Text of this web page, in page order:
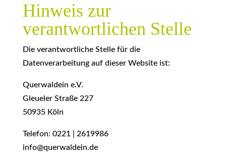
Hinweis zur
verantwortlichen Stelle
Die verantwortliche Stelle für die
Datenverarbeitung auf dieser Website ist:
Querwaldein e.V.
Gleueler Straße 227
50935 Köln
Telefon: 0221 | 2619986
info@querwaldein.de